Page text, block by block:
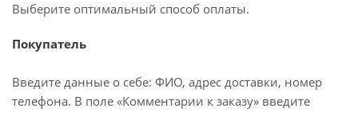
Выберите оптимальный способ оплаты.
Покупатель
Введите данные о себе: ФИО, адрес доставки, номер
телефона. В поле «Комментарии к заказу» введите